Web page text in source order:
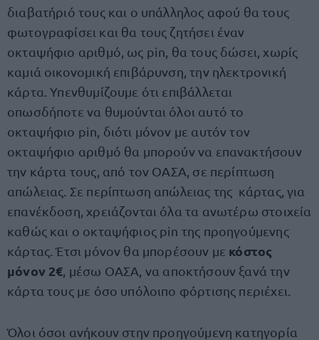
διαβατήριό τους και ο υπάλληλος αφού θα τους
φωτογραφίσει και θα τους ζητήσει έναν
οκταψήφιο αριθμό, ως pin, θα τους δώσει, χωρίς
καμιά οικονομική επιβάρυνση, την ηλεκτρονική
κάρτα. Υπενθυμίζουμε ότι επιβάλλεται
οπωσδήποτε να θυμούνται όλοι αυτό το
οκταψήφιο pin, διότι μόνον με αυτόν τον
οκταψήφιο αριθμό θα μπορούν να επανακτήσουν
την κάρτα τους, από τον ΟΑΣΑ, σε περίπτωση
απώλειας. Σε περίπτωση απώλειας της κάρτας, για
επανέκδοση, χρειάζονται όλα τα ανωτέρω στοιχεία
καθώς και ο οκταψήφιος pin της προηγούμενης
κάρτας. Έτσι μόνον θα μπορέσουν με κόστος
μόνον 2€ , μέσω ΟΑΣΑ, να αποκτήσουν ξανά την
κάρτα τους με όσο υπόλοιπο φόρτισης περιέχει.
Όλοι όσοι ανήκουν στην προηγούμενη κατηγορία